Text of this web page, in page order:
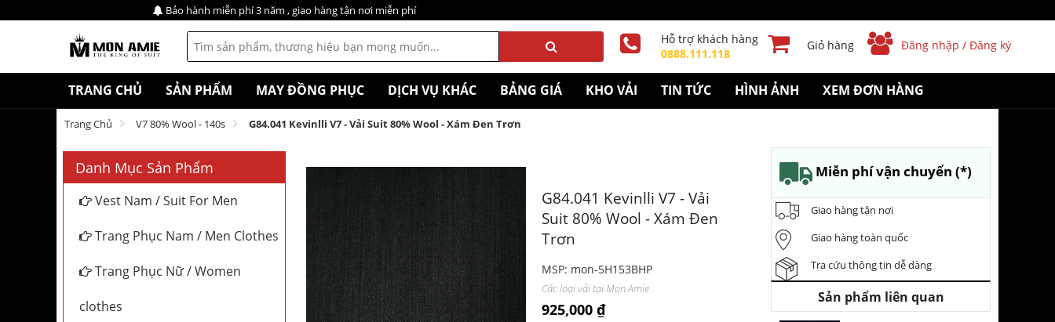
Bảo hành miễn phí 3 năm , giao hàng tận nơi miễn phí
Hỗ trợ khách hàng
0888.111.118
Giỏ hàng Đăng nhập / Đăng ký
TRANG CHỦ SẢN PHẨM MAY ĐỒNG PHỤC DỊCH VỤ KHÁC BẢNG GIÁ KHO VẢI TIN TỨC HÌNH ẢNH XEM ĐƠN HÀNG
Trang Chủ V7 80% Wool - 140s G84.041 Kevinlli V7 - Vải Suit 80% Wool - Xám Đen Trơn
Danh Mục Sản Phẩm
Vest Nam / Suit For Men
Trang Phục Nam / Men Clothes
Trang Phục Nữ / Women
clothes
G84.041 Kevinlli V7 - Vải
Suit 80% Wool - Xám Đen
Trơn
MSP: mon-5H153BHP
Các loại vải tại Mon Amie
925,000 ₫
Miễn phí vận chuyển (*)
Giao hàng tận nơi
Giao hàng toàn quốc
Tra cứu thông tin dễ dàng
Sản phẩm liên quan